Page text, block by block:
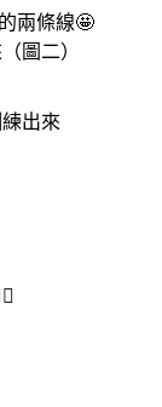
兩條線🤩
圖二）
出來